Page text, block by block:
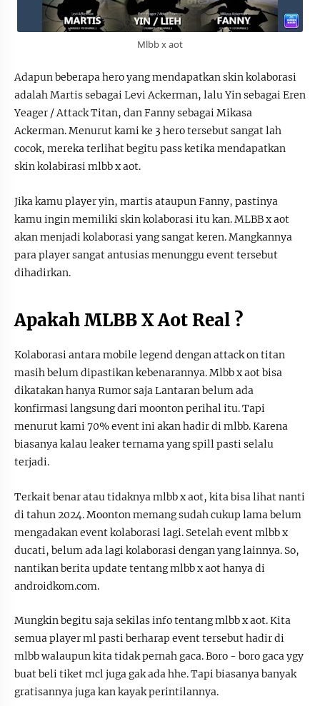
Mlbb x aot
Adapun beberapa hero yang mendapatkan skin kolaborasi
adalah Martis sebagai Levi Ackerman, lalu Yin sebagai Eren
Yeager / Attack Titan, dan Fanny sebagai Mikasa
Ackerman. Menurut kami ke 3 hero tersebut sangat lah
cocok, mereka terlihat begitu pass ketika mendapatkan
skin kolabirasi mlbb x aot.
Jika kamu player yin, martis ataupun Fanny, pastinya
kamu ingin memiliki skin kolaborasi itu kan. MLBB x aot
akan menjadi kolaborasi yang sangat keren. Mangkannya
para player sangat antusias menunggu event tersebut
dihadirkan.
Apakah MLBB X Aot Real ?
Kolaborasi antara mobile legend dengan attack on titan
masih belum dipastikan kebenarannya. Mlbb x aot bisa
dikatakan hanya Rumor saja Lantaran belum ada
konfirmasi langsung dari moonton perihal itu. Tapi
menurut kami 70% event ini akan hadir di mlbb. Karena
biasanya kalau leaker ternama yang spill pasti selalu
terjadi.
Terkait benar atau tidaknya mlbb x aot, kita bisa lihat nanti
di tahun 2024. Moonton memang sudah cukup lama belum
mengadakan event kolaborasi lagi. Setelah event mlbb x
ducati, belum ada lagi kolaborasi dengan yang lainnya. So,
nantikan berita update tentang mlbb x aot hanya di
androidkom.com.
Mungkin begitu saja sekilas info tentang mlbb x aot. Kita
semua player ml pasti berharap event tersebut hadir di
mlbb walaupun kita tidak pernah gaca. Boro - boro gaca ygy
buat beli tiket mcl juga gak ada hhe. Tapi biasanya banyak
gratisannya juga kan kayak perintilannya.